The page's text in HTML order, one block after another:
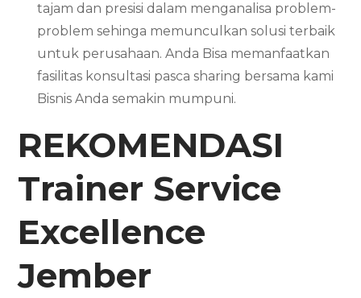
tajam dan presisi dalam menganalisa problem-
problem sehinga memunculkan solusi terbaik
untuk perusahaan. Anda Bisa memanfaatkan
fasilitas konsultasi pasca sharing bersama kami
Bisnis Anda semakin mumpuni.
REKOMENDASI
Trainer Service
Excellence
Jember